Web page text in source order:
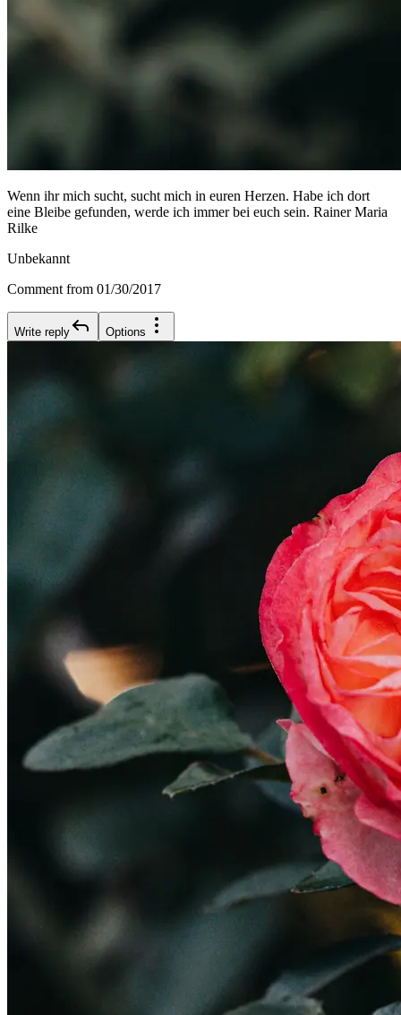
Wenn ihr mich sucht, sucht mich in euren Herzen. Habe ich dort
eine Bleibe gefunden, werde ich immer bei euch sein. Rainer Maria
Rilke
Unbekannt
Comment from 01/30/2017
Write reply Options